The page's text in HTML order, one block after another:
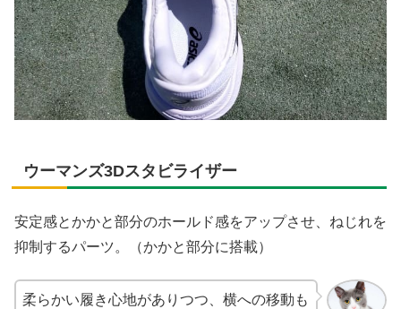
ウーマンズ3Dスタビライザー
安定感とかかと部分のホールド感をアップさせ、ねじれを
抑制するパーツ。（かかと部分に搭載）
柔らかい履き心地がありつつ、横への移動も